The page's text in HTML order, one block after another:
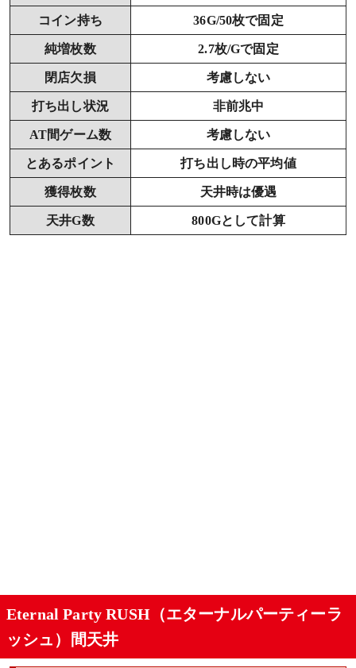
コイン持ち 36G/50枚で固定
純増枚数 2.7枚/Gで固定
閉店欠損 考慮しない
打ち出し状況 非前兆中
AT間ゲーム数 考慮しない
とあるポイント 打ち出し時の平均値
獲得枚数 天井時は優遇
天井G数 800Gとして計算
Eternal Party RUSH（エターナルパーティーラ
ッシュ）間天井